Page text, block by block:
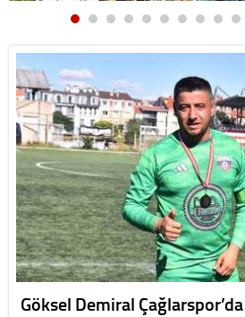
Göksel Demiral Çağlarspor’da